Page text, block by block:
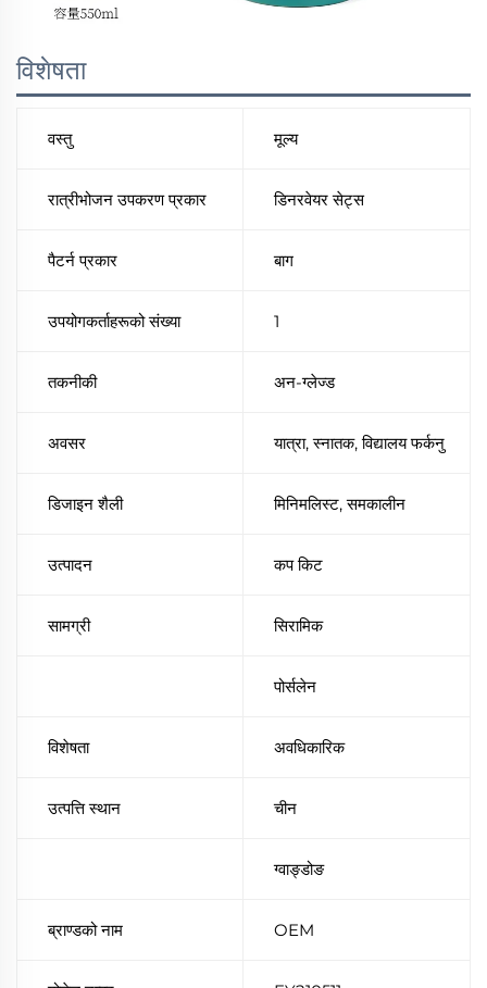
विशेषता
वस्तु मूल्य
रात्रीभोजन उपकरण प्रकार डिनरवेयर सेट्स
पैटर्न प्रकार बाग
उपयोगकर्ताहरूको संख्या 1
तकनीकी अन-ग्लेज्ड
अवसर यात्रा, स्नातक, विद्यालय फर्कनु
डिजाइन शैली मिनिमलिस्ट, समकालीन
उत्पादन कप किट
सामग्री सिरामिक
पोर्सलेन
विशेषता अवधिकारिक
उत्पत्ति स्थान चीन
ग्वाङ्डोङ
ब्राण्डको नाम OEM